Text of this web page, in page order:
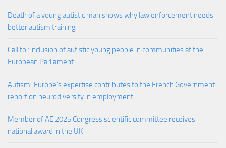
Death of a young autistic man shows why law enforcement needs
better autism training
Call for inclusion of autistic young people in communities at the
European Parliament
Autism-Europe’s expertise contributes to the French Government
report on neurodiversity in employment
Member of AE 2025 Congress scientific committee receives
national award in the UK